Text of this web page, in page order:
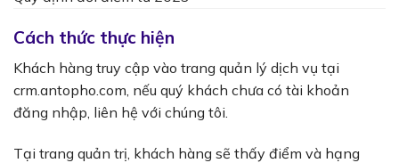
Cách thức thực hiện
Khách hàng truy cập vào trang quản lý dịch vụ tại
crm.antopho.com, nếu quý khách chưa có tài khoản
đăng nhập, liên hệ với chúng tôi.
Tại trang quản trị, khách hàng sẽ thấy điểm và hạng